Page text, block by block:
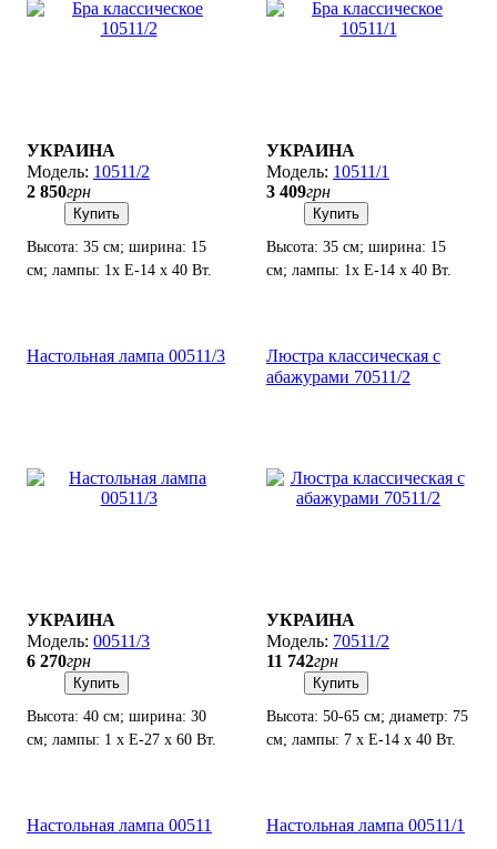
УКРАИНА
10511/2
2 850грн
Купить
Высота: 35 см; ширина: 15
см; лампы: 1х Е-14 х 40 Вт.
УКРАИНА
10511/1
3 409грн
Купить
Высота: 35 см; ширина: 15
см; лампы: 1х Е-14 х 40 Вт.
Настольная лампа 00511/3
УКРАИНА
00511/3
6 270грн
Купить
Высота: 40 см; ширина: 30
см; лампы: 1 х Е-27 х 60 Вт.
Люстра классическая с
абажурами 70511/2
УКРАИНА
70511/2
11 742грн
Купить
Высота: 50-65 см; диаметр: 75
см; лампы: 7 х Е-14 х 40 Вт.
Настольная лампа 00511 Настольная лампа 00511/1